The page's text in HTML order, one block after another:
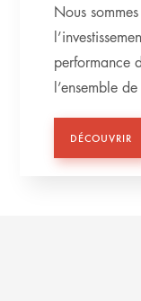
Nous
performance
l’ensemble
DÉCOUVRIR